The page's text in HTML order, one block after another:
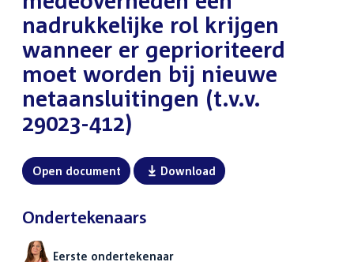
nadrukkelijke rol krijgen
wanneer er geprioriteerd
moet worden bij nieuwe
netaansluitingen (t.v.v.
29023-412)
Open document Download
Ondertekenaars
Eerste ondertekenaar